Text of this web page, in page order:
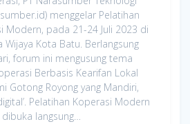
menggelar Pelatihan
Modern, pada 21-24 Juli 2023 di
Wijaya Kota Batu. Berlangsung
forum ini mengusung tema
Berbasis Kearifan Lokal
Gotong Royong yang Mandiri,
Pelatihan Koperasi Modern
dibuka langsung…